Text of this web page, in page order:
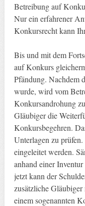
Betreibung auf
Nur ein erfahrener
Konkursrecht kann
Bis und mit dem
auf Konkurs
Pfändung. Nachdem
wurde, wird vom
Konkursandrohung
Gläubiger die
Konkursbegehren.
Unterlagen zu
eingeleitet werden.
anhand einer
jetzt kann der
zusätzliche
einem sogenannten